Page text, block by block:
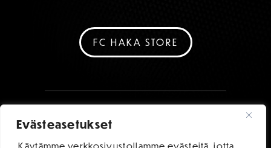
Evästeasetukset
FC HAKA STORE